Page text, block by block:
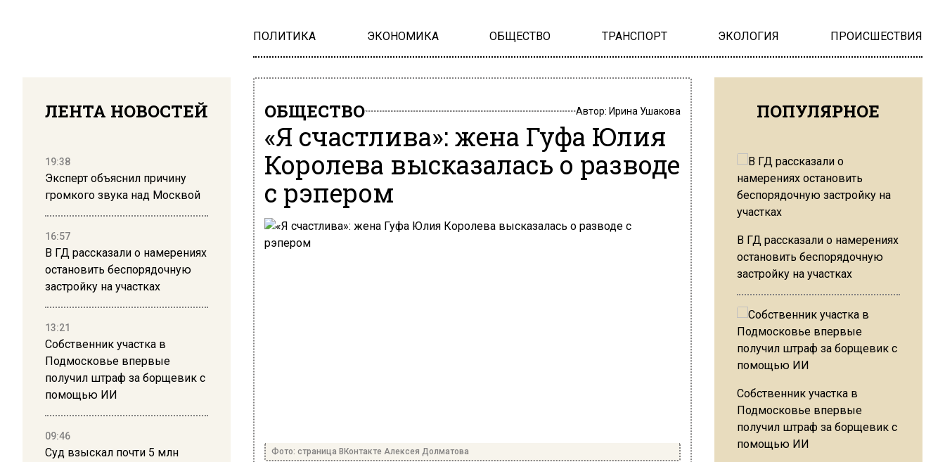
ПОЛИТИКА ЭКОНОМИКА ОБЩЕСТВО ТРАНСПОРТ ЭКОЛОГИЯ ПРОИСШЕСТВИЯ
ЛЕНТА НОВОСТЕЙ
19:38
Эксперт объяснил причину
громкого звука над Москвой
16:57
В ГД рассказали о намерениях
остановить беспорядочную
застройку на участках
13:21
Собственник участка в
Подмосковье впервые
получил штраф за борщевик с
помощью ИИ
09:46
Суд взыскал почти 5 млн
ОБЩЕСТВО Автор: Ирина Ушакова
«Я счастлива»: жена Гуфа Юлия
Королева высказалась о разводе
с рэпером
Фото: страница ВКонтакте Алексея Долматова
ПОПУЛЯРНОЕ
В ГД рассказали о намерениях
остановить беспорядочную
застройку на участках
Собственник участка в
Подмосковье впервые
получил штраф за борщевик с
помощью ИИ